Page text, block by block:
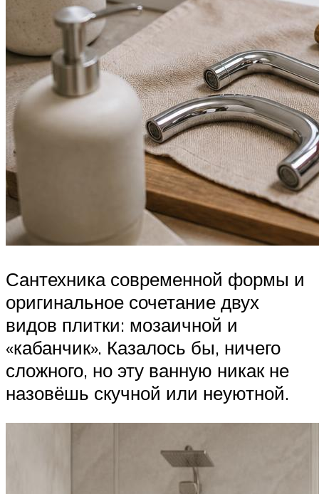
Сантехника современной формы и
оригинальное сочетание двух
видов плитки: мозаичной и
«кабанчик». Казалось бы, ничего
сложного, но эту ванную никак не
назовёшь скучной или неуютной.